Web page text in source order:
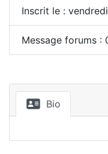
Inscrit le :
Message forums :
Bio